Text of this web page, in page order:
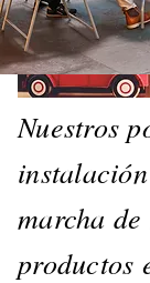
Nuestros
marcha de
productos